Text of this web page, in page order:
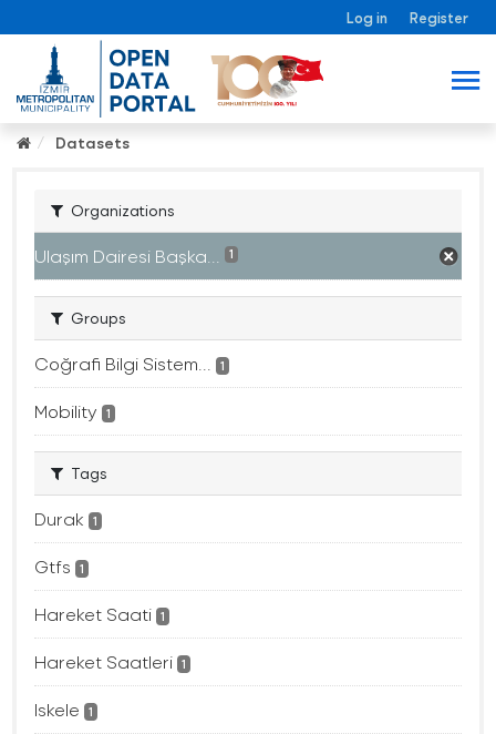
Log in Register
Datasets
Organizations
Ulaşım Dairesi Başka... 1
Groups
Coğrafi Bilgi Sistem... 1
Mobility 1
Tags
Durak 1
Gtfs 1
Hareket Saati 1
Hareket Saatleri 1
Iskele 1